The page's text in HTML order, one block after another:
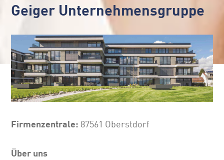
Geiger Unternehmensgruppe
Firmenzentrale: 87561 Oberstdorf
Über uns